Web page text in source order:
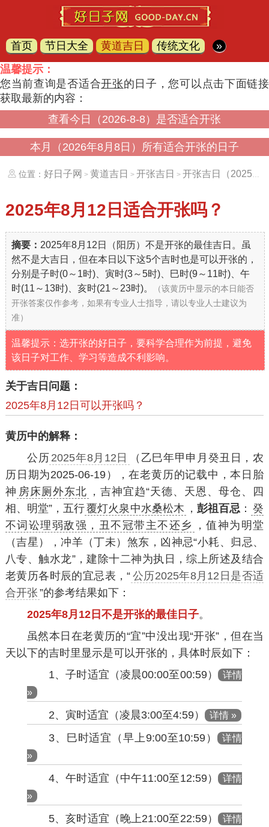
首页 节日大全 黄道吉日 传统文化
»
温馨提示：
您当前查询是否适合开张的日子，您可以点击下面链接
获取最新的内容：
查看今日（2026-8-8）是否适合开张
本月（2026年8月8日）所有适合开张的日子
位置： 好日子网 > 黄道吉日 > 开张吉日 > 开张吉日（20250812）
2025年8月12日 适合开张吗？
摘要： 2025年8月12日（阳历）不是开张的最佳吉日。虽
然不是大吉日，但在本日以下这5个吉时也是可以开张的，
分别是子时(0～1时)、寅时(3～5时)、巳时(9～11时)、午
时(11～13时)、亥时(21～23时)。
（该黄历中显示的本日能否
开张答案仅作参考，如果有专业人士指导，请以专业人士建议为
准）
温馨提示：选开张的好日子，要科学合理作为前提，避免
该日子对工作、学习等造成不利影响。
关于吉日问题：
2025年8月12日可以开张吗？
黄历中的解释：
公历 2025年8月12日
（乙巳年甲申月癸丑日，农
历日期为2025-06-19），在老黄历的记载中，本日胎
神 房床厕外东北 ，吉神宜趋“天德、天恩、母仓、四
相、明堂”，五行覆灯火泉中水桑松木 ， 彭祖百忌： 癸
不词讼理弱敌强，丑不冠带主不还乡
，值神为明堂
（吉星），冲羊（丁未）煞东，凶神忌“小耗、归忌、
八专、触水龙”，建除十二神为执日，综上所述及结合
老黄历各时辰的宜忌表，“ 公历2025年8月12日是否适
合开张 ”的参考结果如下：
2025年8月12日不是开张的最佳日子。
虽然本日在老黄历的“宜”中没出现“开张”，但在当
天以下的吉时里显示是可以开张的，具体时辰如下：
1、子时适宜（凌晨00:00至00:59）
详情
»
2、寅时适宜（凌晨3:00至4:59） 详情 »
3、巳时适宜（早上9:00至10:59） 详情
»
4、午时适宜（中午11:00至12:59）
详情
»
5、亥时适宜（晚上21:00至22:59）
详情